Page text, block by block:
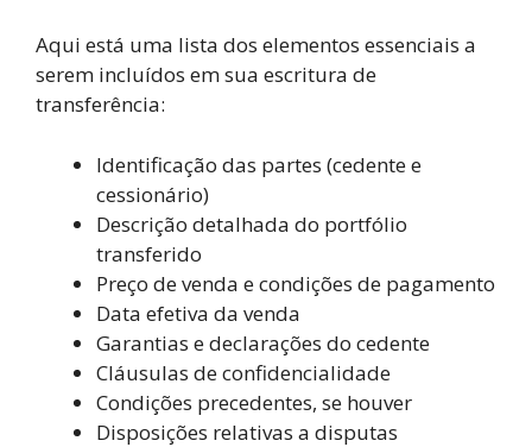
Aqui está uma lista dos elementos essenciais a
serem incluídos em sua escritura de
transferência:
Identificação das partes (cedente e
cessionário)
Descrição detalhada do portfólio
transferido
Preço de venda e condições de pagamento
Data efetiva da venda
Garantias e declarações do cedente
Cláusulas de confidencialidade
Condições precedentes, se houver
Disposições relativas a disputas